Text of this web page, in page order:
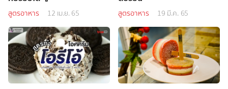
สูตรอาหาร 12 เม.ย. 65 สูตรอาหาร 19 มี.ค. 65